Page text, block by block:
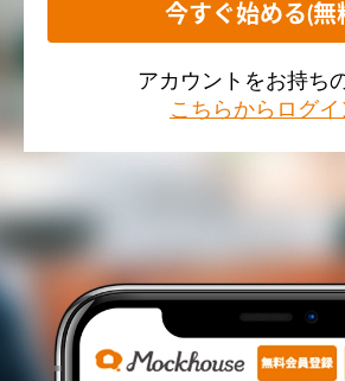
今すぐ始める(無
アカウントをお持ち
こちらからログイ